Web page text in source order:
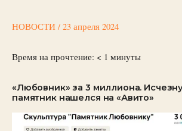
НОВОСТИ / 23 апреля 2024
Время на прочтение: < 1 минуты
«Любовник» за 3 миллиона.
памятник нашелся на «Авито»